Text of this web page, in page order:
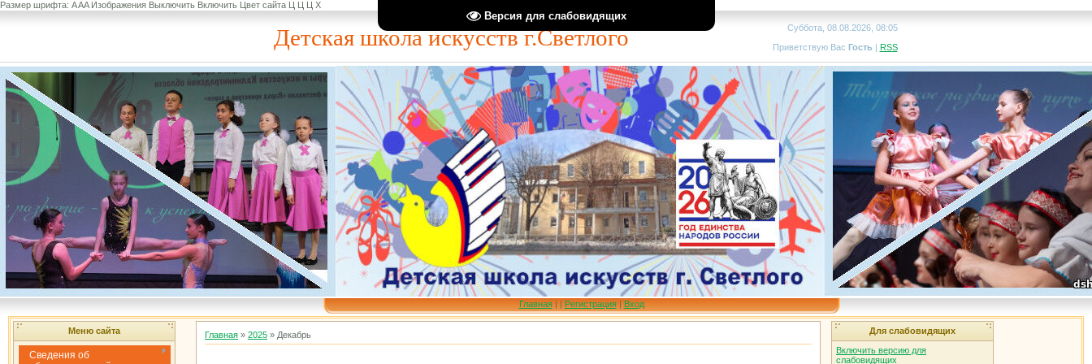
Версия для слабовидящих
Размер шрифта: AAAИзображения Выключить Включить Цвет сайта Ц Ц Ц Х
Детская школа искусств г.Светлого
Суббота, 08.08.2026, 08:05
Приветствую Вас Гость| RSS
Главная| | Регистрация| Вход
Меню сайта
Сведения об
Главная » 2025 » Декабрь
Для слабовидящих
Включить версию для
слабовидящих